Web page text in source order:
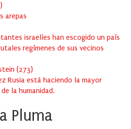
)
arepas
israelíes han escogido un país
regímenes de sus vecinos
(273)
Rusia está haciendo la mayor
la humanidad.
Pluma